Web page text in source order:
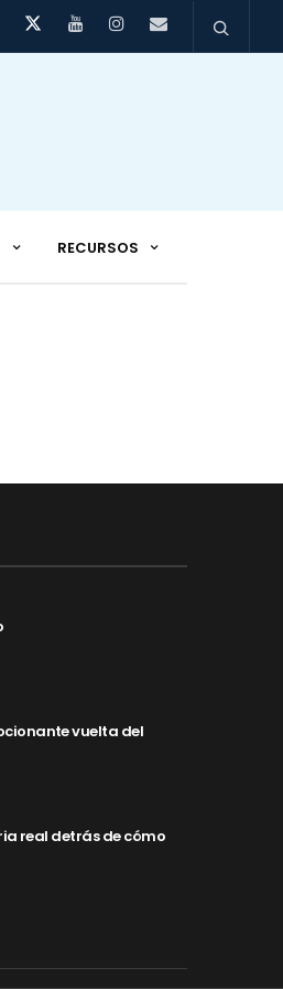
RECURSOS
vuelta del
real detrás de cómo